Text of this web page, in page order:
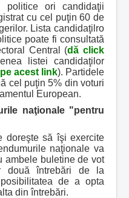
ori candidaţii
cu cel puţin 60 de
Lista candidaţilro
poate fi consultată
Central (dă click
listei candidaţilor
acest link). Partidele
cel puţin 5% din voturi
European.
naţionale "pentru
să îşi exercite
naţionale va
ambele buletine de vot
două întrebări de la
de a opta
din întrebări.